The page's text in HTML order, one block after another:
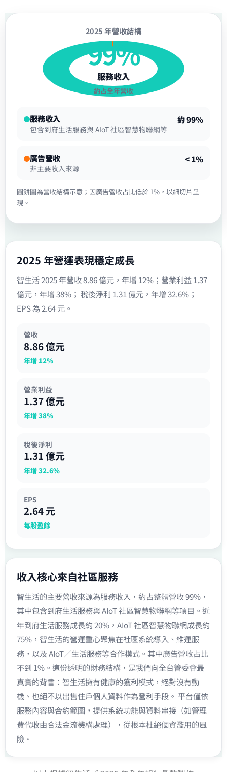
2025 年營收結構
99%
服務收入
約占全年營收
服務收入
包含到府生活服務與 AIoT 社區智慧物聯網等
約 99%
廣告營收
非主要收入來源
< 1%
圓餅圖為營收結構示意；因廣告營收占比低於 1%，以細切片呈
現。
2025 年營運表現穩定成長
智生活 2025 年營收 8.86 億元，年增 12%；營業利益 1.37
億元，年增 38%； 稅後淨利 1.31 億元，年增 32.6%；
EPS 為 2.64 元。
營收
8.86 億元
年增 12%
營業利益
1.37 億元
年增 38%
稅後淨利
1.31 億元
年增 32.6%
EPS
2.64 元
每股盈餘
收入核心來自社區服務
智生活的主要營收來源為服務收入，約占整體營收 99%，
其中包含到府生活服務與 AIoT 社區智慧物聯網等項目。近
年到府生活服務成長約 20%，AIoT 社區智慧物聯網成長約
75%，智生活的營運重心聚焦在社區系統導入、維運服
務，以及 AIoT／生活服務等合作模式。其中廣告營收占比
不到 1%。這份透明的財務結構，是我們向全台管委會最
真實的背書：智生活擁有健康的獲利模式，絕對沒有動
機、也絕不以出售住戶個人資料作為營利手段。 平台僅依
服務內容與合約範圍，提供系統功能與資料串接（如管理
費代收由合法金流機構處理），從根本杜絕個資濫用的風
險。